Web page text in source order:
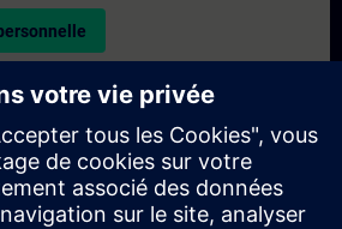
exclusive
ci-dessous si vous souhaitez
formation exclusive, que ce soit sur
centre de formation SITRAIN. Ce